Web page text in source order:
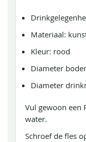
Materiaal:
Kleur: rood
Diameter
Diameter
Vul gewoon een
water.
Schroef de fles